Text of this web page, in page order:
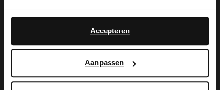
Accepteren
Aanpassen
English